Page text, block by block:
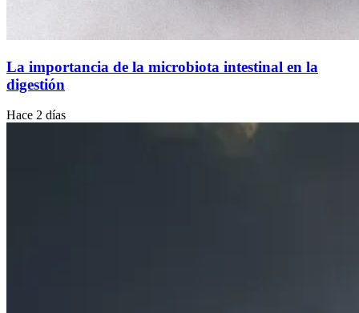
La importancia de la microbiota intestinal en la
digestión
Hace 2 días